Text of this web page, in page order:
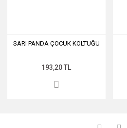
SARI PANDA ÇOCUK KOLTUĞU
193,20 TL